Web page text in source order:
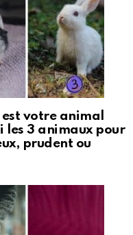
votre animal
les 3 animaux pour
prudent ou